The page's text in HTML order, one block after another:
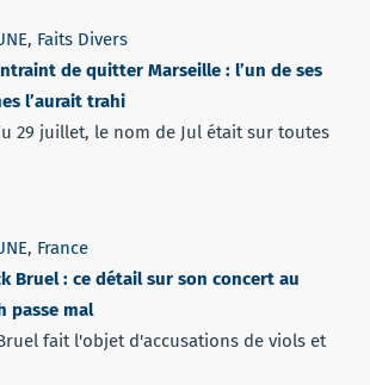
, Faits Divers
de quitter Marseille : l’un de ses
l’aurait trahi
29 juillet, le nom de Jul était sur toutes
, France
Bruel : ce détail sur son concert au
passe mal
fait l'objet d'accusations de viols et